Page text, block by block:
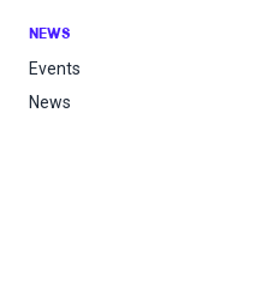
NEWS
Events
News